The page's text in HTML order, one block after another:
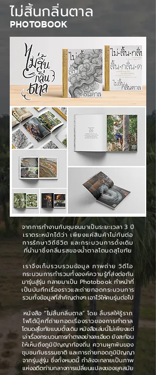
น้ำตาล การดองน้ำตาลบนต้น
เวลาการต้ม อุณหภูมิ การใช้ฟืน
การสังเกตน้ำตาลบนเตา องค์
ประกอบทั้งหมดส่งผลต่อรสชาติที่
ไม่เหมือนพื้นที่อื่น ซึ่งข้อมูลทั้งหมด
เราเตรียมจัดทำเป็นรูปแบบ Photo
Book และหนังสารคดี เพื่อให้ผู้คน
ได้ศึกษาและส่งต่อให้คนรุ่นหลังต่อ
ไป
ไม่สิ้นกลิ่นตาล
PHOTOBOOK
จากการทำงานกับชุมชนมาเป็นระยะเวลา 3 ปี
เราตระหนักได้ว่า เพียงแค่สินค้าไม่ทันต่อ
การรักษาวิถีชีวิต และกระบวนการดั้งเดิม
ที่นำมาซึ่งกลิ่นรสของน้ำตาลโตนดสุโขทัย
เราจึงเก็บรวบรวมข้อมูล ภาพถ่าย วิดีโอ
กระบวนการทำรวมทั้งองค์ความรู้ที่ส่งต่อกัน
มารุ่นสู่รุ่น กลายมาเป็น Photobook ทำหน้าที่
เป็นบันทึกเรื่องราวและถ่ายทอดกระบวนการ
รวมทั้งข้อมูลที่สำคัญต่างๆ เอาไว้ให้คนรุ่นต่อไป
หนังสือ “ไม่สิ้นกลิ่นตาล” โดย ลิ้มรสให้รู้ราก
โฟโต้บุ๊คที่ถ่ายทอดเรื่องราวของการทำตาล
โตนดสุโขทัยแบบดั้งเดิม หนังสือเล่มนี้ไม่เพียงแต่
เล่าเรื่องกระบวนการทำตาลอย่างละเอียด ยังสะท้อน
ให้เห็นถึงภูมิปัญญาท้องถิ่น ความผูกพันของ
ชุมชนกับธรรมชาติ และการถ่ายทอดภูมิปัญญา
จากรุ่นสู่รุ่น ซึ่งทั้งหมดนี้ กำลังจะกลายเป็นภาพ
แห่งอดีตท่ามกลางการเปลี่ยนแปลงของยุคสมัย